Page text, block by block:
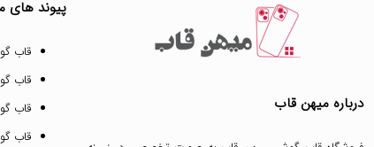
درباره میهن قاب
پیوند های
قاب
قاب
قاب
قاب